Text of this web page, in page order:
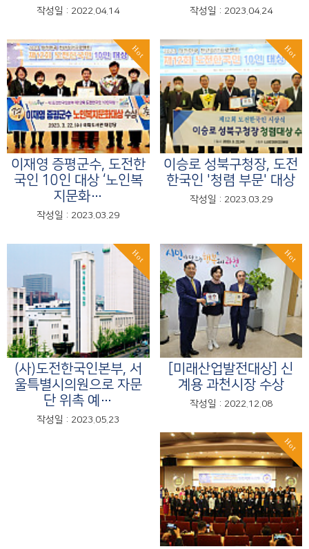
작성일 : 2022.04.14 작성일 : 2023.04.24
Hot
이재영 증평군수, 도전한
국인 10인 대상 ‘노인복
지문화…
작성일 : 2023.03.29
Hot
이승로 성북구청장, 도전
한국인 '청렴 부문' 대상
작성일 : 2023.03.29
Hot
(사)도전한국인본부, 서
울특별시의원으로 자문
단 위촉 예…
작성일 : 2023.05.23
Hot
[미래산업발전대상] 신
계용 과천시장 수상
작성일 : 2022.12.08
Hot